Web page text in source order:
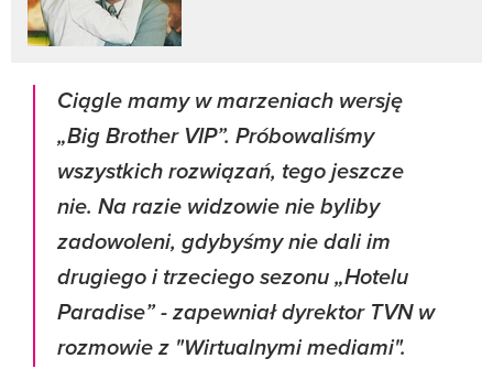
Ciągle mamy w marzeniach wersję
„Big Brother VIP”. Próbowaliśmy
wszystkich rozwiązań, tego jeszcze
nie. Na razie widzowie nie byliby
zadowoleni, gdybyśmy nie dali im
drugiego i trzeciego sezonu „Hotelu
Paradise” - zapewniał dyrektor TVN w
rozmowie z "Wirtualnymi mediami".